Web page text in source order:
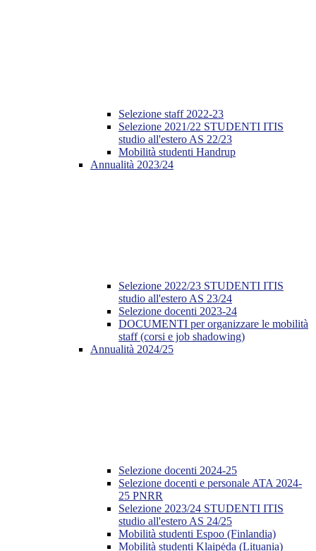
Selezione staff 2022-23
Selezione 2021/22 STUDENTI ITIS
studio all'estero AS 22/23
Mobilità studenti Handrup
Annualità 2023/24
Selezione 2022/23 STUDENTI ITIS
studio all'estero AS 23/24
Selezione docenti 2023-24
DOCUMENTI per organizzare le mobilità
staff (corsi e job shadowing)
Annualità 2024/25
Selezione docenti 2024-25
Selezione docenti e personale ATA 2024-
25 PNRR
Selezione 2023/24 STUDENTI ITIS
studio all'estero AS 24/25
Mobilità studenti Espoo (Finlandia)
Mobilità studenti Klaipėda (Lituania)